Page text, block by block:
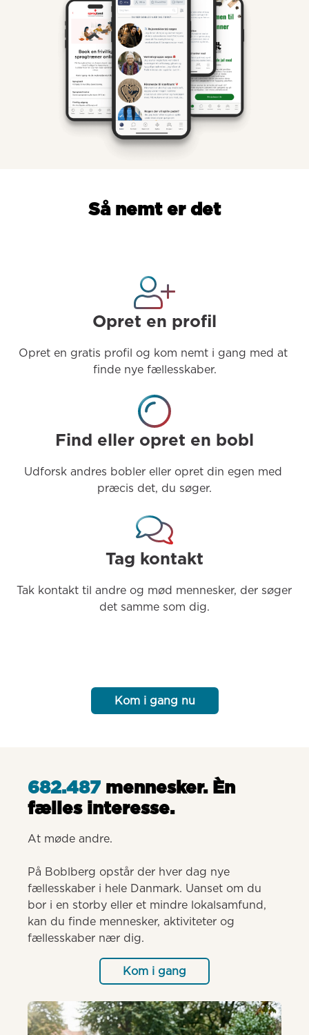
Så nemt er det
Opret en profil
Opret en gratis profil og kom nemt i gang med at
finde nye fællesskaber.
Find eller opret en bobl
Udforsk andres bobler eller opret din egen med
præcis det, du søger.
Tag kontakt
Tak kontakt til andre og mød mennesker, der søger
det samme som dig.
Kom i gang nu
682.487 mennesker. Èn
fælles interesse.
At møde andre.
På Boblberg opstår der hver dag nye
fællesskaber i hele Danmark. Uanset om du
bor i en storby eller et mindre lokalsamfund,
kan du finde mennesker, aktiviteter og
fællesskaber nær dig.
Kom i gang